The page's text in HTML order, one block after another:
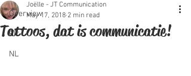
Overview
FR
NL
Tattoos, dat is communicatie!
Joëlle - JT Communication
May 17, 2018 2 min read